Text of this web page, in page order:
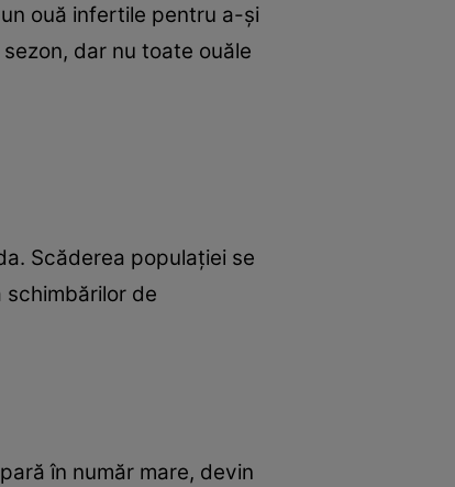
ouă infertile pentru a-şi
dar nu toate ouăle
Scăderea populaţiei se
de
în număr mare, devin